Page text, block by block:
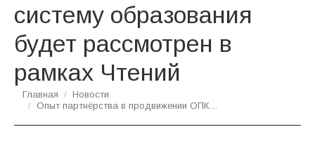
систему образования
будет рассмотрен в
рамках Чтений
Вы здесь:
Главная
Новости
Опыт партнёрства в продвижении ОПК…